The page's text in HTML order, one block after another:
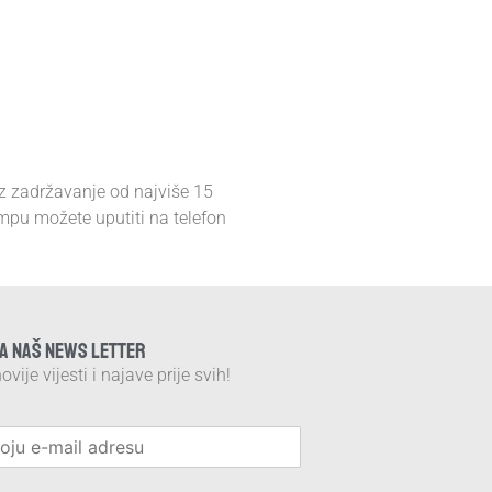
zadržavanje od najviše 15
možete uputiti na telefon
NAŠ NEWS LETTER
vijesti i najave prije svih!